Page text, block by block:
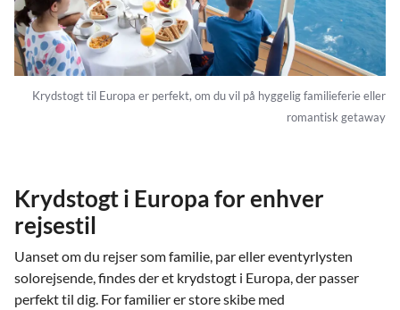
Krydstogt til Europa er perfekt, om du vil på hyggelig familieferie eller
romantisk getaway
Krydstogt i Europa for enhver
rejsestil
Uanset om du rejser som familie, par eller eventyrlysten
solorejsende, findes der et krydstogt i Europa, der passer
perfekt til dig. For familier er store skibe med